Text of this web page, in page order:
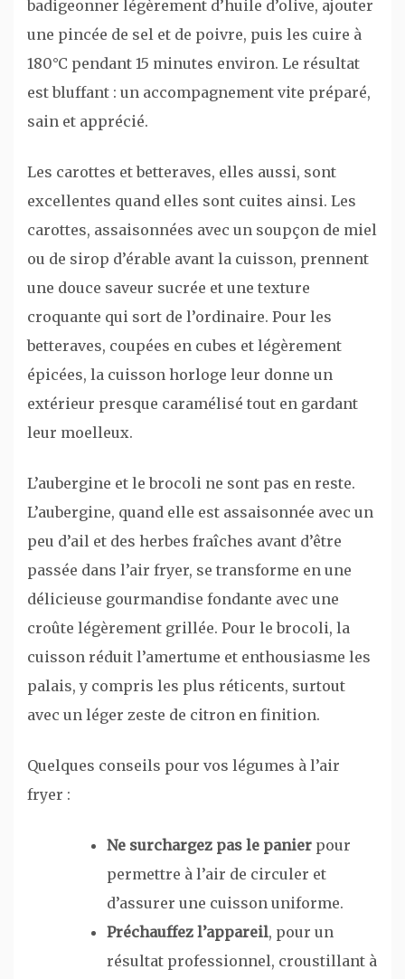
badigeonner légèrement d’huile d’olive, ajouter
une pincée de sel et de poivre, puis les cuire à
180°C pendant 15 minutes environ. Le résultat
est bluffant : un accompagnement vite préparé,
sain et apprécié.
Les carottes et betteraves, elles aussi, sont
excellentes quand elles sont cuites ainsi. Les
carottes, assaisonnées avec un soupçon de miel
ou de sirop d’érable avant la cuisson, prennent
une douce saveur sucrée et une texture
croquante qui sort de l’ordinaire. Pour les
betteraves, coupées en cubes et légèrement
épicées, la cuisson horloge leur donne un
extérieur presque caramélisé tout en gardant
leur moelleux.
L’aubergine et le brocoli ne sont pas en reste.
L’aubergine, quand elle est assaisonnée avec un
peu d’ail et des herbes fraîches avant d’être
passée dans l’air fryer, se transforme en une
délicieuse gourmandise fondante avec une
croûte légèrement grillée. Pour le brocoli, la
cuisson réduit l’amertume et enthousiasme les
palais, y compris les plus réticents, surtout
avec un léger zeste de citron en finition.
Quelques conseils pour vos légumes à l’air
fryer :
Ne surchargez pas le panier pour
permettre à l’air de circuler et
d’assurer une cuisson uniforme.
Préchauffez l’appareil, pour un
résultat professionnel, croustillant à